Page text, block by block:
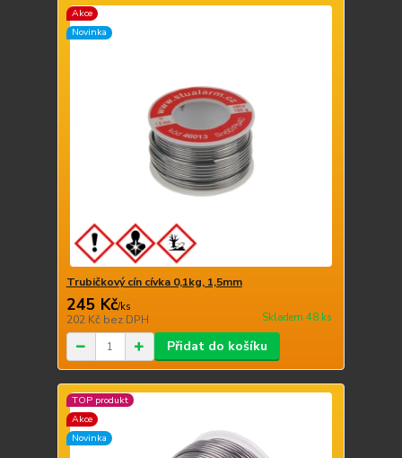
Akce
Novinka
Trubičkový cín cívka 0,1kg, 1,5mm
245 Kč/ks
202 Kč bez DPH Skladem 48 ks
Přidat do košíku
TOP produkt
Akce
Novinka